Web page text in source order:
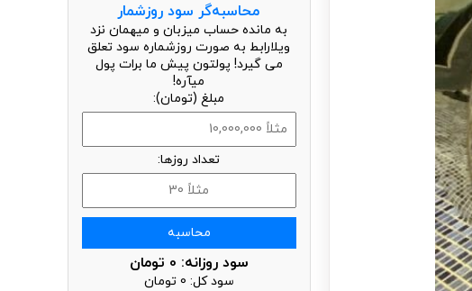
محاسبه‌گر سود روزشمار
به مانده حساب میزبان و میهمان نزد
ویلارابط به صورت روزشماره سود تعلق
می گیرد! پولتون پیش ما برات پول
میآره!
مبلغ (تومان):
تعداد روزها:
محاسبه
سود روزانه: 0 تومان
سود کل: 0 تومان